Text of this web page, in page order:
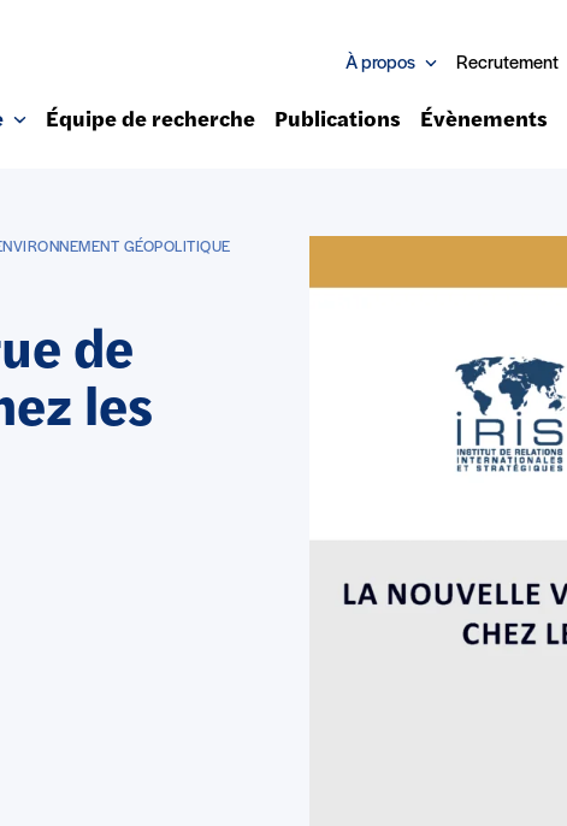
À propos Recrutement
Équipe de recherche Publications Évènements
GÉOPOLITIQUE
de
les